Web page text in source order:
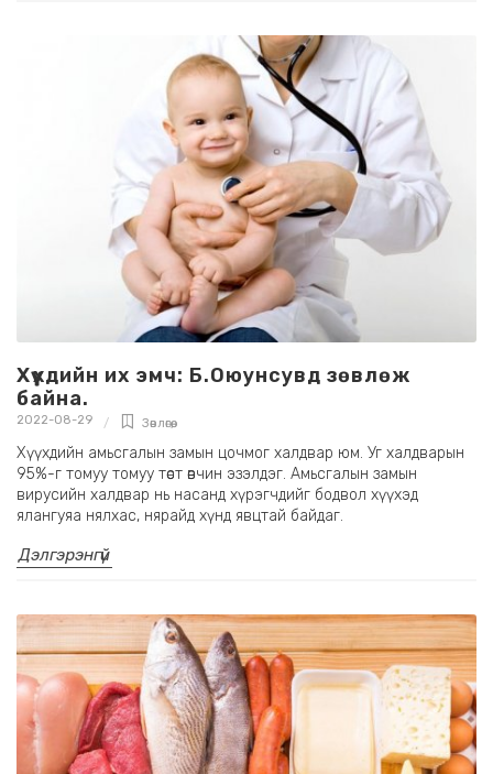
Хүүхдийн их эмч: Б.Оюунсувд зөвлөж
байна.
2022-08-29 Зөвлөгөө,
Хүүхдийн амьсгалын замын цочмог халдвар юм. Уг халдварын
95%-г томуу томуу төст өвчин эзэлдэг. Амьсгалын замын
вирусийн халдвар нь насанд хүрэгчдийг бодвол хүүхэд
ялангуяа нялхас, нярайд хүнд явцтай байдаг.
Дэлгэрэнгүй